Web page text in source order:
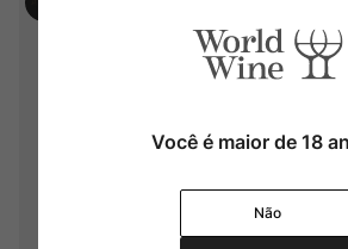
Você é maior de 18
Não